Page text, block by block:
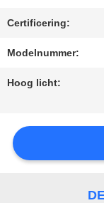
VERZOEK
OM EEN
CITAAT
SITEMAP
Certificering:
Modelnummer:
Hoog licht: